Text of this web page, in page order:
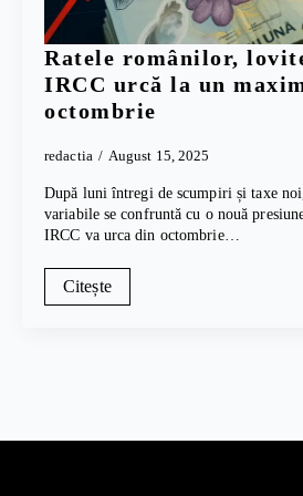
Ratele românilor,
IRCC urcă la un
octombrie
redactia August 15, 2025
După luni întregi de scumpiri și taxe
variabile se confruntă cu o nouă
IRCC va urca din octombrie…
Citește